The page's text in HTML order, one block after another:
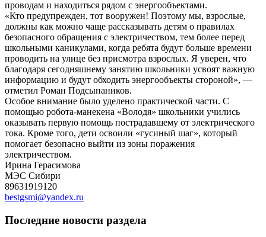
проводам и находиться рядом с энергообъектами.
«Кто предупрежден, тот вооружен! Поэтому мы, взрослые,
должны как можно чаще рассказывать детям о правилах
безопасного обращения с электричеством, тем более перед
школьными каникулами, когда ребята будут больше времени
проводить на улице без присмотра взрослых. Я уверен, что
благодаря сегодняшнему занятию школьники усвоят важную
информацию и будут обходить энергообъекты стороной», —
отметил Роман Подсыпаников.
Особое внимание было уделено практической части. С
помощью робота-манекена «Володя» школьники учились
оказывать первую помощь пострадавшему от электрического
тока. Кроме того, дети освоили «гусиный шаг», который
помогает безопасно выйти из зоны поражения
электричеством.
Ирина Герасимова
МЭС Сибири
89631919120
bestgsmi@yandex.ru
Последние новости раздела